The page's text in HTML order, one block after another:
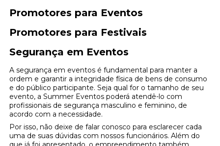
Promotores para Eventos
Promotores para Festivais
Segurança em Eventos
A segurança em eventos é fundamental para manter a
ordem e garantir a integridade física de bens de consumo
e do público participante. Seja qual for o tamanho de seu
evento, a Summer Eventos poderá atendê-lo com
profissionais de segurança masculino e feminino, de
acordo com a necessidade.
Por isso, não deixe de falar conosco para esclarecer cada
uma de suas dúvidas com nossos funcionários. Além do